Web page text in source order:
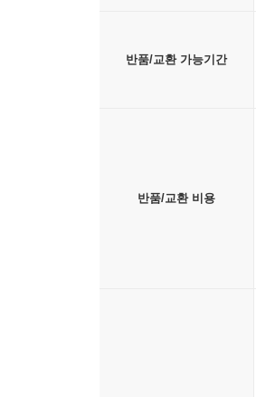
반품/교환 가능기간
반품/교환 비용